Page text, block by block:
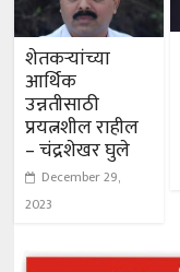
शेतकऱ्यांच्या
आर्थिक
उन्नतीसाठी
प्रयत्नशील राहील
– चंद्रशेखर घुले
December 29,
2023